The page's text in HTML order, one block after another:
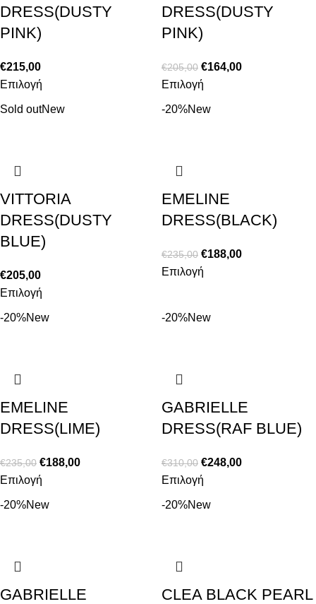
DRESS(DUSTY
PINK)
€215,00
Επιλογή
DRESS(DUSTY
PINK)
€205,00 €164,00
Επιλογή
Sold outNew
VITTORIA
DRESS(DUSTY
BLUE)
€205,00
Επιλογή
-20%New
EMELINE
DRESS(BLACK)
€235,00 €188,00
Επιλογή
-20%New
EMELINE
DRESS(LIME)
€235,00 €188,00
Επιλογή
-20%New
GABRIELLE
DRESS(RAF BLUE)
€310,00 €248,00
Επιλογή
-20%New
GABRIELLE
-20%New
CLEA BLACK PEARL